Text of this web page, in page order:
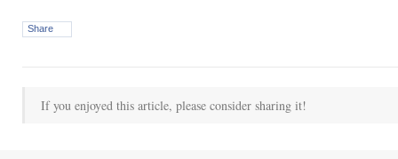
Share
If you enjoyed this article, please consider sharing it!